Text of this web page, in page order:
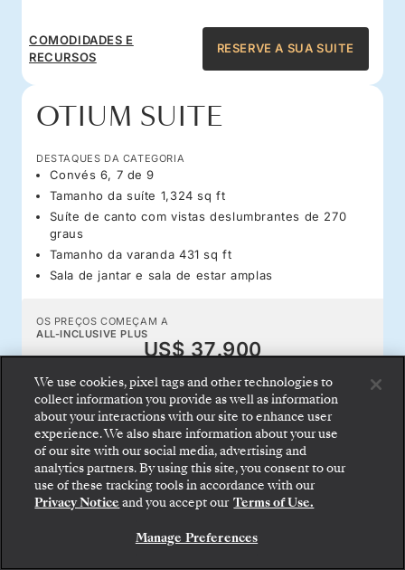
COMODIDADES E
RECURSOS
RESERVE A SUA SUITE
OTIUM SUITE
DESTAQUES DA CATEGORIA
Convés 6, 7 de 9
Tamanho da suíte 1,324 sq ft
Suíte de canto com vistas deslumbrantes de 270
graus
Tamanho da varanda 431 sq ft
Sala de jantar e sala de estar amplas
OS PREÇOS COMEÇAM A
ALL-INCLUSIVE PLUS
US$ 37.900
US$ 37.200
COMODIDADES E
RECURSOS
RESERVE A SUA SUITE
Embarque: escolha sua suíte e confira as tarifas e
os serviços inclusos antes de confirmar com
segurança sua viagem com a Silversea.
RESERVE A SUA SUITE
We use cookies, pixel tags and other technologies to
collect information you provide as well as information
about your interactions with our site to enhance user
experience. We also share information about your use
of our site with our social media, advertising and
analytics partners. By using this site, you consent to our
use of these tracking tools in accordance with our
Privacy Notice and you accept our Terms of Use.
Manage Preferences